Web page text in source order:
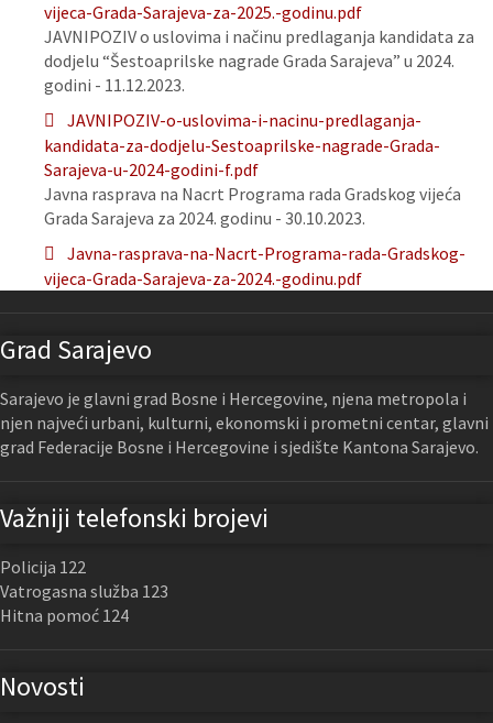
vijeca-Grada-Sarajeva-za-2025.-godinu.pdf
JAVNIPOZIV o uslovima i načinu predlaganja kandidata za
dodjelu “Šestoaprilske nagrade Grada Sarajeva” u 2024.
godini - 11.12.2023.
JAVNIPOZIV-o-uslovima-i-nacinu-predlaganja-
kandidata-za-dodjelu-Sestoaprilske-nagrade-Grada-
Sarajeva-u-2024-godini-f.pdf
Javna rasprava na Nacrt Programa rada Gradskog vijeća
Grada Sarajeva za 2024. godinu - 30.10.2023.
Javna-rasprava-na-Nacrt-Programa-rada-Gradskog-
vijeca-Grada-Sarajeva-za-2024.-godinu.pdf
Grad Sarajevo
Sarajevo je glavni grad Bosne i Hercegovine, njena metropola i
njen najveći urbani, kulturni, ekonomski i prometni centar, glavni
grad Federacije Bosne i Hercegovine i sjedište Kantona Sarajevo.
Važniji telefonski brojevi
Policija 122
Vatrogasna služba 123
Hitna pomoć 124
Novosti